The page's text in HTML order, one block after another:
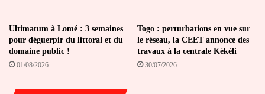
Ultimatum à Lomé : 3 semaines
pour déguerpir du littoral et du
domaine public !
01/08/2026
Togo : perturbations en vue sur
le réseau, la CEET annonce des
travaux à la centrale Kékéli
30/07/2026